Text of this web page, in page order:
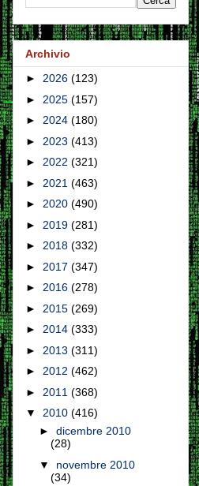
Archivio
► 2026 (123)
► 2025 (157)
► 2024 (180)
► 2023 (413)
► 2022 (321)
► 2021 (463)
► 2020 (490)
► 2019 (281)
► 2018 (332)
► 2017 (347)
► 2016 (278)
► 2015 (269)
► 2014 (333)
► 2013 (311)
► 2012 (462)
► 2011 (368)
▼ 2010 (416)
► dicembre 2010
(28)
▼ novembre 2010
(34)